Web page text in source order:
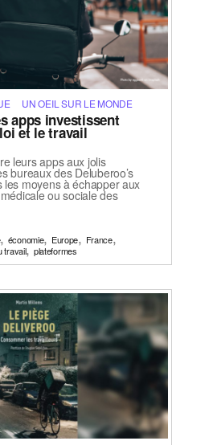
UN OEIL SUR LE MONDE
apps investissent
et le travail
leurs apps aux jolis
bureaux des Deluberoo’s
moyens à échapper aux
ou sociale des
, économie, Europe, France,
travail,plateformes